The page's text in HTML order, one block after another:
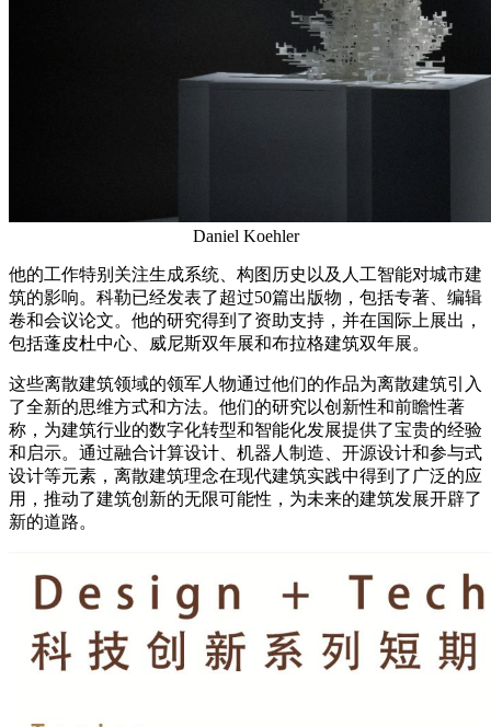
Daniel Koehler
他的工作特别关注生成系统、构图历史以及人工智能对城市建
筑的影响。科勒已经发表了超过50篇出版物，包括专著、编辑
卷和会议论文。他的研究得到了资助支持，并在国际上展出，
包括蓬皮杜中心、威尼斯双年展和布拉格建筑双年展。
这些离散建筑领域的领军人物通过他们的作品为离散建筑引入
了全新的思维方式和方法。他们的研究以创新性和前瞻性著
称，为建筑行业的数字化转型和智能化发展提供了宝贵的经验
和启示。通过融合计算设计、机器人制造、开源设计和参与式
设计等元素，离散建筑理念在现代建筑实践中得到了广泛的应
用，推动了建筑创新的无限可能性，为未来的建筑发展开辟了
新的道路。